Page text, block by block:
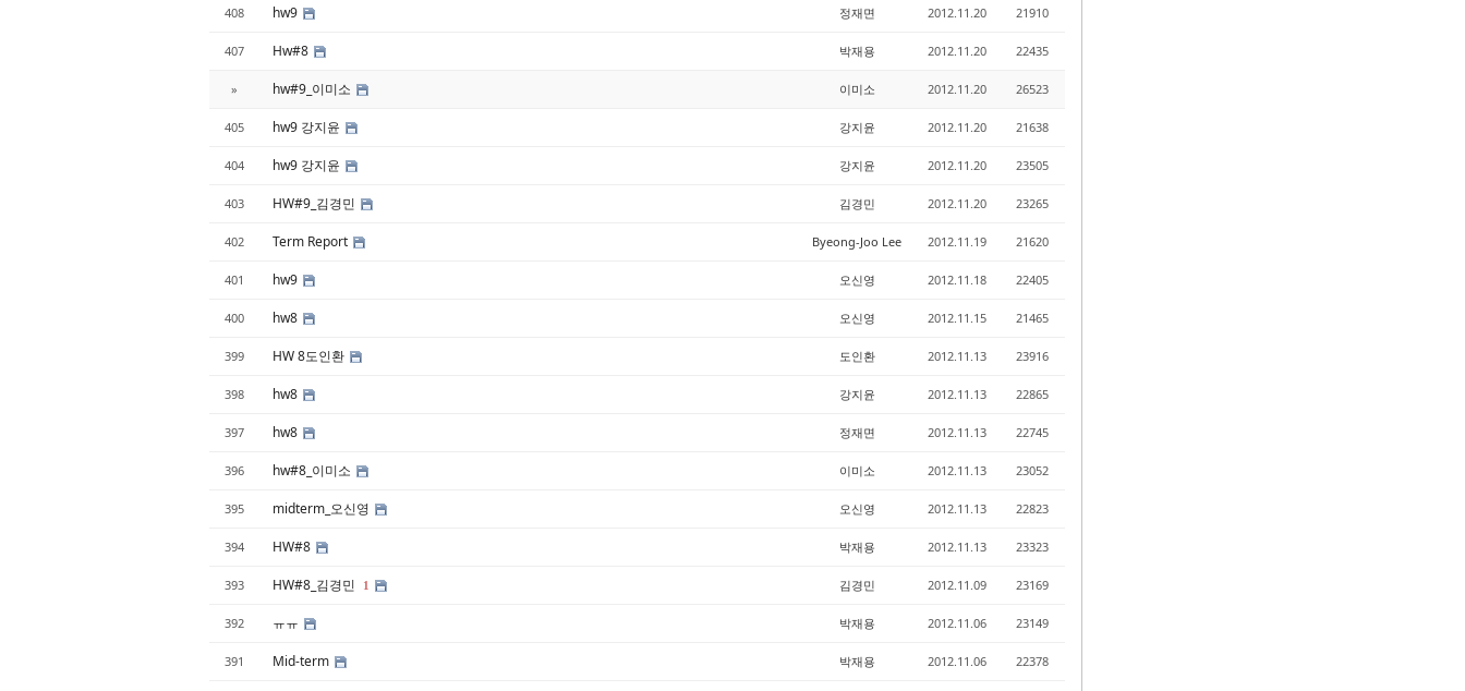
408 hw9 정재면 2012.11.20 21910
407 Hw#8 박재용 2012.11.20 22435
» hw#9_이미소 이미소 2012.11.20 26523
405 hw9 강지윤 강지윤 2012.11.20 21638
404 hw9 강지윤 강지윤 2012.11.20 23505
403 HW#9_김경민 김경민 2012.11.20 23265
402 Term Report Byeong-Joo Lee 2012.11.19 21620
401 hw9 오신영 2012.11.18 22405
400 hw8 오신영 2012.11.15 21465
399 HW 8도인환 도인환 2012.11.13 23916
398 hw8 강지윤 2012.11.13 22865
397 hw8 정재면 2012.11.13 22745
396 hw#8_이미소 이미소 2012.11.13 23052
395 midterm_오신영 오신영 2012.11.13 22823
394 HW#8 박재용 2012.11.13 23323
393 HW#8_김경민 1 김경민 2012.11.09 23169
392 ㅠㅠ 박재용 2012.11.06 23149
391 Mid-term 박재용 2012.11.06 22378